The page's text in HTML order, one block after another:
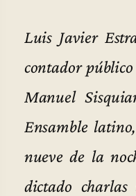
Luis Javier
contador
Manuel
Ensamble
nueve de la
dictado